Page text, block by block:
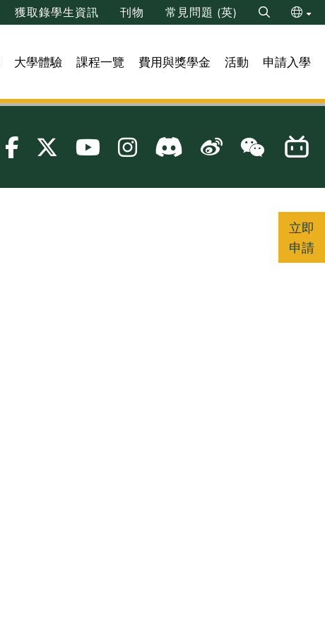
獲取錄學生資訊 刊物 常見問題 (英)
Search
简
大學體驗 課程一覽 費用與獎學金 活動 申請入學
立即
申請